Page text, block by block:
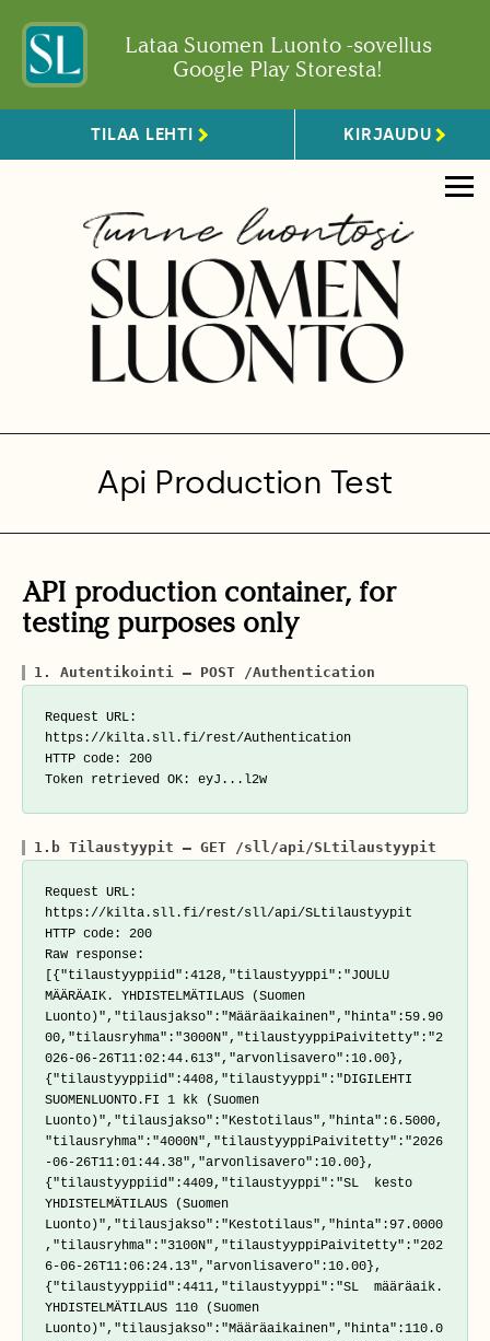
Lataa Suomen Luonto -sovellus
Google Play Storesta!
TILAA LEHTI KIRJAUDU
Api Production Test
API production container, for
testing purposes only
1. Autentikointi — POST /Authentication
Request URL:
https://kilta.sll.fi/rest/Authentication
HTTP code: 200
1.b Tilaustyypit — GET /sll/api/SLtilaustyypit
Request URL:
https://kilta.sll.fi/rest/sll/api/SLtilaustyypit
HTTP code: 200
Raw response:
[{"tilaustyyppiid":4128,"tilaustyyppi":"JOULU
MÄÄRÄAIK. YHDISTELMÄTILAUS (Suomen
Luonto)","tilausjakso":"Määräaikainen","hinta":59.90
00,"tilausryhma":"3000N","tilaustyyppiPaivitetty":"2
026-06-26T11:02:44.613","arvonlisavero":10.00},
{"tilaustyyppiid":4408,"tilaustyyppi":"DIGILEHTI
SUOMENLUONTO.FI 1 kk (Suomen
Luonto)","tilausjakso":"Kestotilaus","hinta":6.5000,
"tilausryhma":"4000N","tilaustyyppiPaivitetty":"2026
-06-26T11:01:44.38","arvonlisavero":10.00},
{"tilaustyyppiid":4409,"tilaustyyppi":"SL  kesto
YHDISTELMÄTILAUS (Suomen
Luonto)","tilausjakso":"Kestotilaus","hinta":97.0000
,"tilausryhma":"3100N","tilaustyyppiPaivitetty":"202
6-06-26T11:06:24.13","arvonlisavero":10.00},
{"tilaustyyppiid":4411,"tilaustyyppi":"SL  määräaik.
YHDISTELMÄTILAUS 110 (Suomen
Luonto)","tilausjakso":"Määräaikainen","hinta":110.0